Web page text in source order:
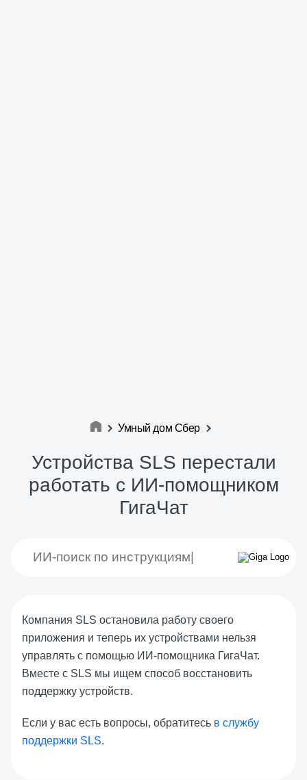
Умный дом Сбер
Устройства SLS перестали
работать с ИИ-помощником
ГигаЧат
Компания SLS остановила работу своего
приложения и теперь их устройствами нельзя
управлять с помощью ИИ-помощника ГигаЧат.
Вместе с SLS мы ищем способ восстановить
поддержку устройств.
Если у вас есть вопросы, обратитесь в службу
поддержки SLS.